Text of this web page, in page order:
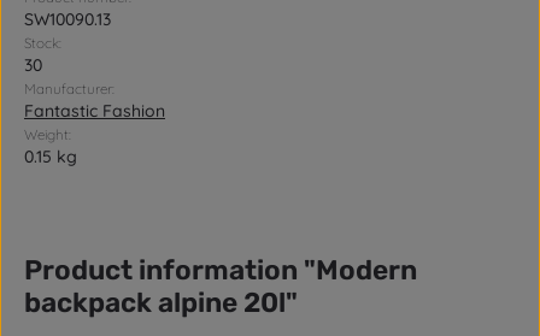
SW10090.13
Stock:
30
Manufacturer:
Fantastic Fashion
Weight:
0.15 kg
Product information "Modern
backpack alpine 20l"